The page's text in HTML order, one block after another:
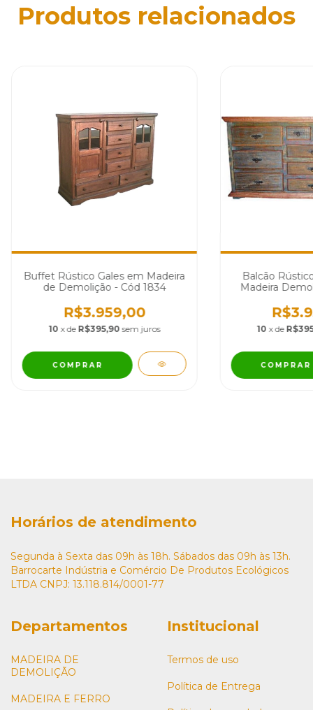
Produtos relacionados
Buffet Rústico Gales em Madeira
de Demolição - Cód 1834
R$3.959,00
10 x de R$395,90 sem juros
COMPRAR
Balcão
Madeira
10 x de
COMPRAR
Horários de atendimento
Segunda à Sexta das 09h às 18h. Sábados das 09h às 13h.
Barrocarte Indústria e Comércio De Produtos Ecológicos
LTDA CNPJ: 13.118.814/0001-77
Departamentos
MADEIRA DE
DEMOLIÇÃO
MADEIRA E FERRO
Institucional
Termos de uso
Política de Entrega